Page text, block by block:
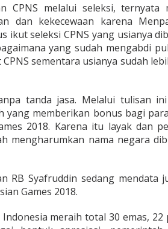
CPNS melalui seleksi, ternyata
dan kekecewaan karena
ikut seleksi CPNS yang usianya
yang sudah mengabdi
sementara usianya sudah
tanda jasa. Melalui tulisan
yang memberikan bonus bagi
2018. Karena itu layak dan
mengharumkan nama negara
RB Syafruddin sedang mendata
Games 2018.
meraih total 30 emas, 22